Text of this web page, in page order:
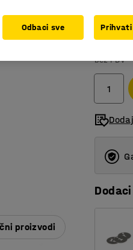
proizvodi
bez PDV
Dodaci
Odbaci sve